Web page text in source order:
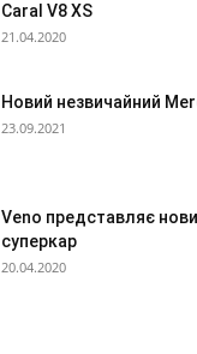
Caral V8 XS
21.04.2020
Новий незвичайний
23.09.2021
Veno представляє
суперкар
20.04.2020